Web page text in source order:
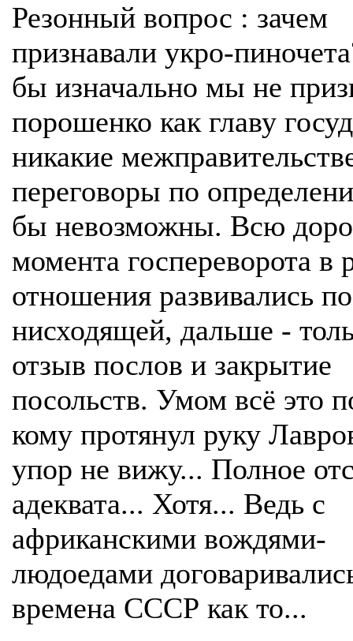
Резонный вопрос : зачем
признавали укро-
бы изначально мы не
порошенко как главу
никакие
переговоры по
бы невозможны. Всю
момента госпереворота в
отношения развивались по
нисходящей, дальше -
отзыв послов и закрытие
посольств. Умом всё это
кому протянул руку
упор не вижу... Полное
адеквата... Хотя... Ведь с
африканскими вождями-
людоедами
времена СССР как то...